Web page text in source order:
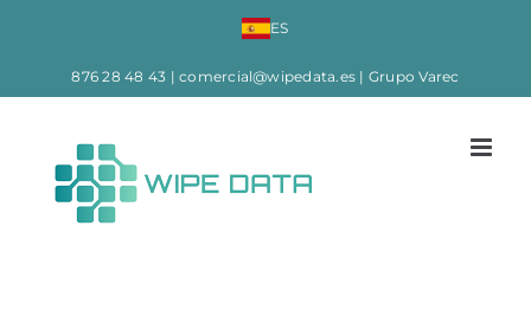
ES
876 28 48 43 |comercial@wipedata.es | Grupo Varec